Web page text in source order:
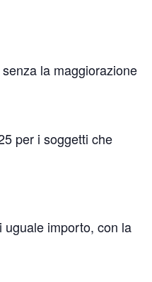
la maggiorazione
per i soggetti che
uguale importo, con la